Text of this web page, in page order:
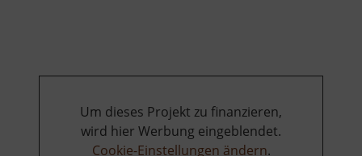
Um dieses Projekt zu finanzieren,
wird hier Werbung eingeblendet.
Cookie-Einstellungen ändern.